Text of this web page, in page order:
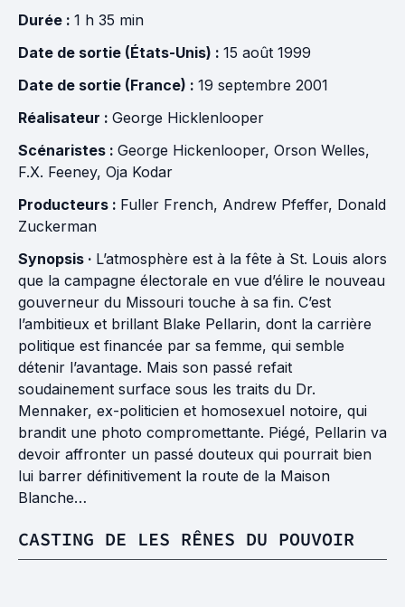
Durée : 1 h 35 min
Date de sortie (États-Unis) : 15 août 1999
Date de sortie (France) : 19 septembre 2001
Réalisateur : George Hicklenlooper
Scénaristes : George Hickenlooper, Orson Welles,
F.X. Feeney, Oja Kodar
Producteurs : Fuller French, Andrew Pfeffer, Donald
Zuckerman
Synopsis · L’atmosphère est à la fête à St. Louis alors
que la campagne électorale en vue d’élire le nouveau
gouverneur du Missouri touche à sa fin. C’est
l’ambitieux et brillant Blake Pellarin, dont la carrière
politique est financée par sa femme, qui semble
détenir l’avantage. Mais son passé refait
soudainement surface sous les traits du Dr.
Mennaker, ex-politicien et homosexuel notoire, qui
brandit une photo compromettante. Piégé, Pellarin va
devoir affronter un passé douteux qui pourrait bien
lui barrer définitivement la route de la Maison
Blanche…
CASTING DE LES RÊNES DU POUVOIR